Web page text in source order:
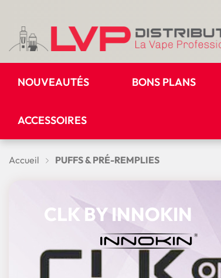
NOUVEAUTÉS BONS PLANS
ACCESSOIRES
Accueil PUFFS & PRÉ-REMPLIES
CLK BY INNOKIN